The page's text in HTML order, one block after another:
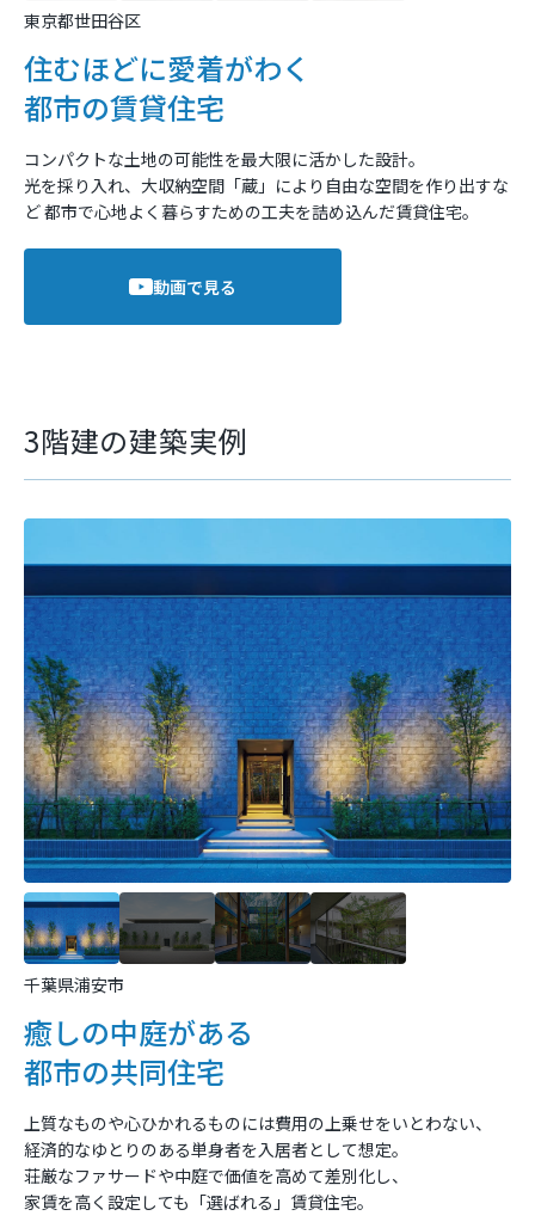
東京都世田谷区
住むほどに愛着がわく
都市の賃貸住宅
コンパクトな土地の可能性を最大限に活かした設計。
光を採り入れ、大収納空間「蔵」により自由な空間を作り出すな
ど都市で心地よく暮らすための工夫を詰め込んだ賃貸住宅。
動画で見る
3階建の建築実例
千葉県浦安市
癒しの中庭がある
都市の共同住宅
上質なものや心ひかれるものには費用の上乗せをいとわない、
経済的なゆとりのある単身者を入居者として想定。
荘厳なファサードや中庭で価値を高めて差別化し、
家賃を高く設定しても「選ばれる」賃貸住宅。